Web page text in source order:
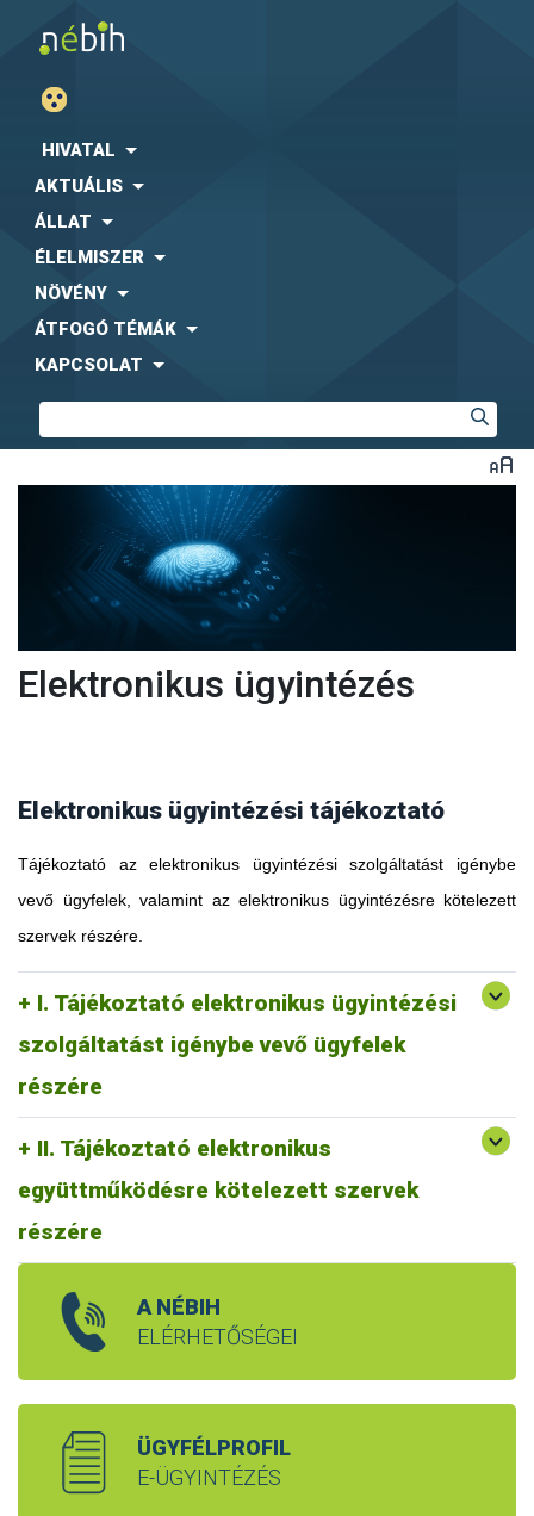
HIVATAL
AKTUÁLIS
ÁLLAT
ÉLELMISZER
NÖVÉNY
ÁTFOGÓ TÉMÁK
KAPCSOLAT
Elektronikus ügyintézés
Elektronikus ügyintézési tájékoztató
Tájékoztató az elektronikus ügyintézési szolgáltatást igénybe
vevő ügyfelek, valamint az elektronikus ügyintézésre kötelezett
szervek részére.
I. Tájékoztató elektronikus ügyintézési
szolgáltatást igénybe vevő ügyfelek
részére
II. Tájékoztató elektronikus
együttműködésre kötelezett szervek
részére
A NÉBIH
ELÉRHETŐSÉGEI
ÜGYFÉLPROFIL
E-ÜGYINTÉZÉS